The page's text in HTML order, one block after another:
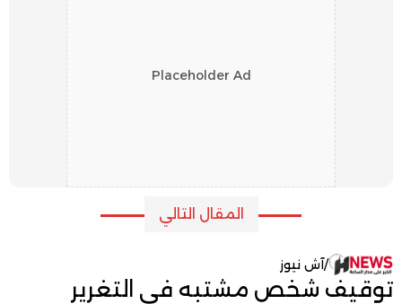
Placeholder Ad
المقال التالي
/آش نيوز
توقيف شخص مشتبه في التغرير